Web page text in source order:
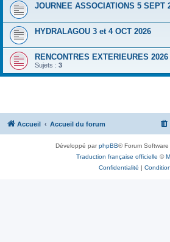
JOURNEE ASSOCIATIONS 5 SEPT
HYDRALAGOU 3 et 4 OCT 2026
RENCONTRES EXTERIEURES 2026
Sujets : 3
Accueil Accueil du forum
Développé parphpBB® Forum
Traduction française officielle ©
Confidentialité |